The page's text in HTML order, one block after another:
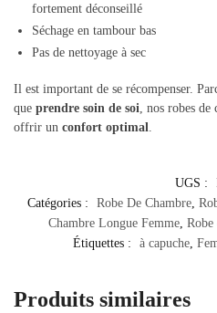
fortement déconseillé
Séchage en tambour bas
Pas de nettoyage à sec
Il est important de se récompenser.
que prendre soin de soi, nos robes de
offrir un confort optimal.
UGS :
Catégories :
Robe De Chambre,
Chambre Longue Femme, Robe
Étiquettes :
à capuche,
Produits similaires